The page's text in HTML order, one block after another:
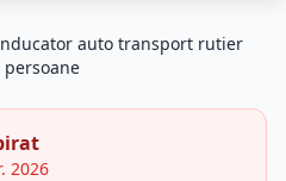
auto transport rutier
persoane
2026